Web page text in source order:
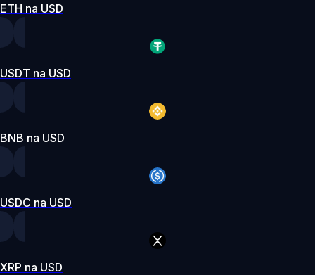
ETH na USD
USDT na USD
BNB na USD
USDC na USD
XRP na USD